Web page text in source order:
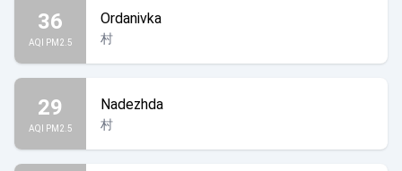
36
AQI PM2.5
Ordanivka
村
29
AQI PM2.5
Nadezhda
村